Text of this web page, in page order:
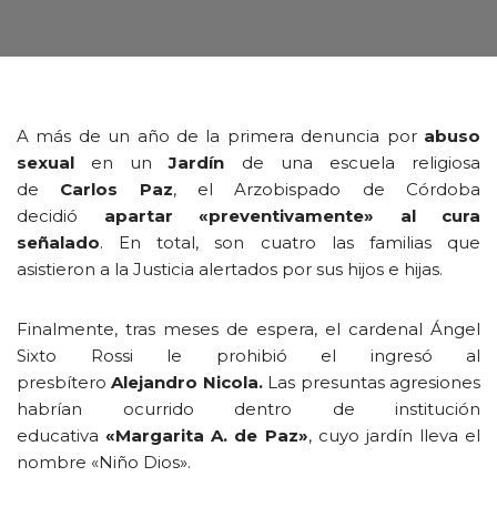
A más de un año de la primera denuncia porabuso
sexual en un Jardín de una escuela religiosa
de Carlos Paz, el Arzobispado de Córdoba
decidió apartar «preventivamente» al cura
señalado. En total, son cuatro las familias que
asistieron a la Justicia alertados por sus hijos e hijas.
Finalmente, tras meses de espera, el cardenal Ángel
Sixto Rossi le prohibió el ingresó al
presbíteroAlejandro Nicola. Las presuntas agresiones
habrían ocurrido dentro de institución
educativa«Margarita A. de Paz», cuyo jardín lleva el
nombre «Niño Dios».